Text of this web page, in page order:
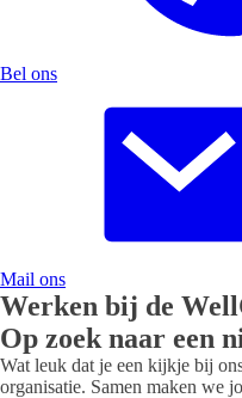
Bel ons
Mail ons
Werken bij de
Op zoek naar een
Wat leuk dat je een kijkje bij
organisatie. Samen maken we